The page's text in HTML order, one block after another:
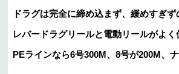
ドラグは完全に締め込まず、緩めすぎ
レバードラグリールと電動リールがよく
PEラインなら6号300M、8号が200M、